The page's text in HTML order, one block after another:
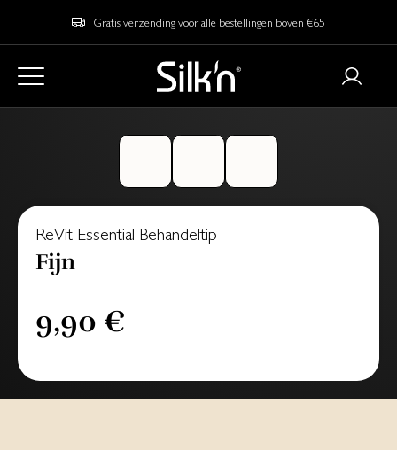
Gratis verzending voor alle bestellingen boven €65
ReVit Essential Behandeltip
Fijn
9,90 €